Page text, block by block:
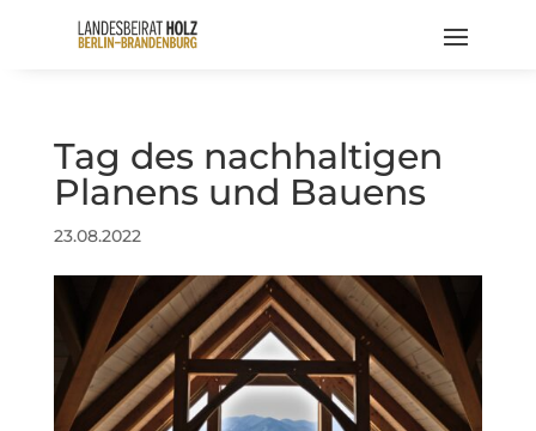
Tag des nachhaltigen
Planens und Bauens
23.08.2022